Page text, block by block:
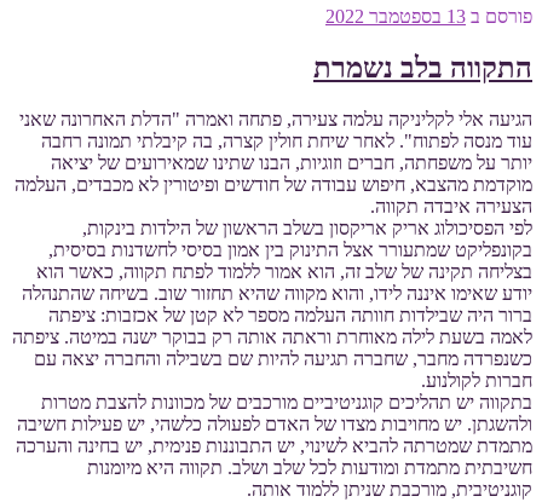
פורסם ב 13 בספטמבר 2022
התקווה בלב נשמרת
הגיעה אלי לקליניקה עלמה צעירה, פתחה ואמרה "הדלת האחרונה שאני
עוד מנסה לפתוח". לאחר שיחת חולין קצרה, בה קיבלתי תמונה רחבה
יותר על משפחתה, חברים וזוגיות, הבנו שתינו שמאירועים של יציאה
מוקדמת מהצבא, חיפוש עבודה של חודשים ופיטורין לא מכבדים, העלמה
הצעירה איבדה תקווה.
לפי הפסיכולוג אריק אריקסון בשלב הראשון של הילדות בינקות,
בקונפליקט שמתעורר אצל התינוק בין אמון בסיסי לחשדנות בסיסית,
בצליחה תקינה של שלב זה, הוא אמור ללמוד לפתח תקווה, כאשר הוא
יודע שאימו איננה לידו, והוא מקווה שהיא תחזור שוב. בשיחה שהתנהלה
ברור היה שבילדות חוותה העלמה מספר לא קטן של אכזבות: ציפתה
לאמה בשעת לילה מאוחרת וראתה אותה רק בבוקר ישנה במיטה. ציפתה
כשנפרדה מחבר, שחברה תגיעה להיות שם בשבילה והחברה יצאה עם
חברות לקולנוע.
בתקווה יש תהליכים קוגניטיביים מורכבים של מכוונות להצבת מטרות
ולהשגתן. יש מחויבות מצדו של האדם לפעולה כלשהי, יש פעילות חשיבה
מתמדת שמטרתה להביא לשינוי, יש התבוננות פנימית, יש בחינה והערכה
חשיבתית מתמדת ומודעות לכל שלב ושלב. תקווה היא מיומנות
קוגניטיבית, מורכבת שניתן ללמוד אותה.